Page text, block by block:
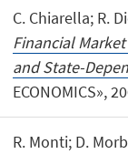
C. Chiarella; R.
Financial
and State-
ECONOMICS»,
R. Monti; D.